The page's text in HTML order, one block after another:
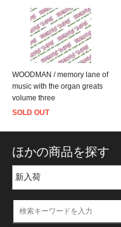
WOODMAN / memory lane of
music with the organ greats
volume three
SOLD OUT
ほかの商品を探す